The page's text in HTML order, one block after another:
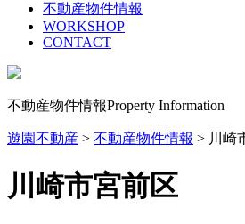
不動産物件情報
WORKSHOP
CONTACT
不動産物件情報Property Information
遊園不動産 > 不動産物件情報 > 川崎
川崎市宮前区